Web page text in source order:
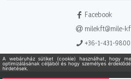
Facebook
milekft@mile-
+36-1-431-9800